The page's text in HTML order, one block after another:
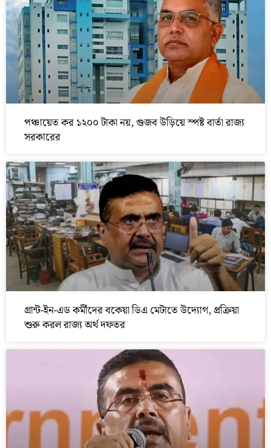
পঞ্চায়েত কর ১২০০ টাকা নয়, গুজব উড়িয়ে স্পষ্ট বার্তা রাজ্য
সরকারের
গ্রান্ট-ইন-এড কর্মীদের বকেয়া ডিএ মেটাতে উদ্যোগ, প্রক্রিয়া
শুরু করল রাজ্য অর্থ দফতর